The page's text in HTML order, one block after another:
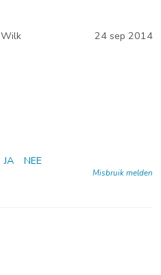
Wilk 24 sep 2014
JA NEE
Misbruik melden